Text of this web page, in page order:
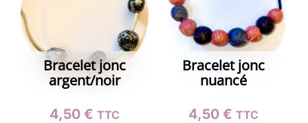
ancien
Bracelet jonc
argent/noir
4,50€ TTC
Bracelet jonc
nuancé
4,50 € TTC